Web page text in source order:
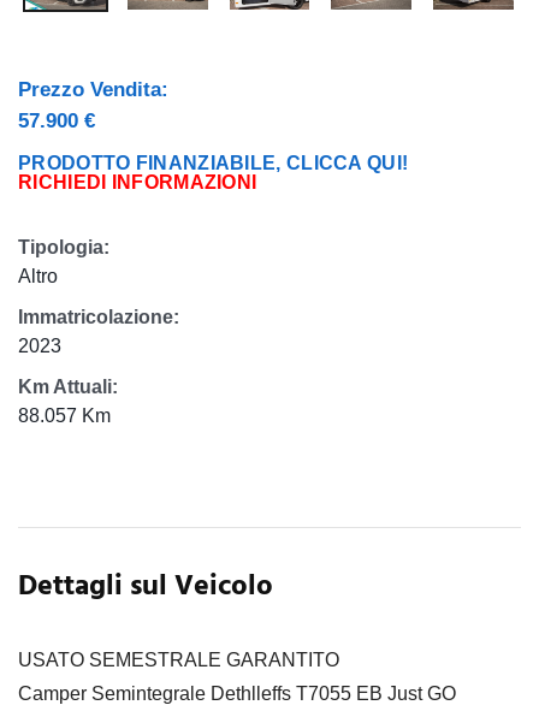
Prezzo Vendita:
57.900 €
PRODOTTO FINANZIABILE, CLICCA QUI!
RICHIEDI INFORMAZIONI
Tipologia:
Altro
Immatricolazione:
2023
Km Attuali:
88.057 Km
Dettagli sul Veicolo
USATO SEMESTRALE GARANTITO
Camper Semintegrale Dethlleffs T7055 EB Just GO